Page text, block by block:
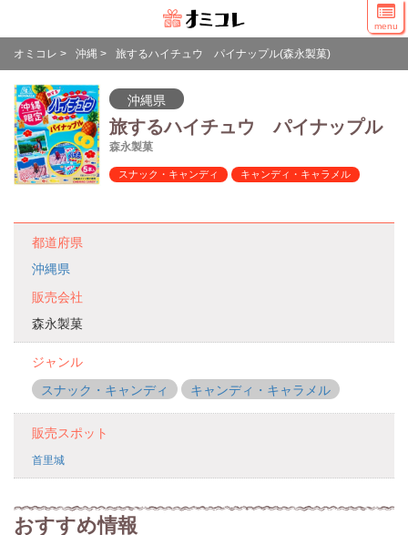
menu
オミコレ > 沖縄 > 旅するハイチュウ パイナップル(森永製菓)
沖縄県
旅するハイチュウ パイナップル
森永製菓
スナック・キャンディ キャンディ・キャラメル
都道府県
沖縄県
販売会社
森永製菓
ジャンル
スナック・キャンディ
キャンディ・キャラメル
販売スポット
首里城
おすすめ情報